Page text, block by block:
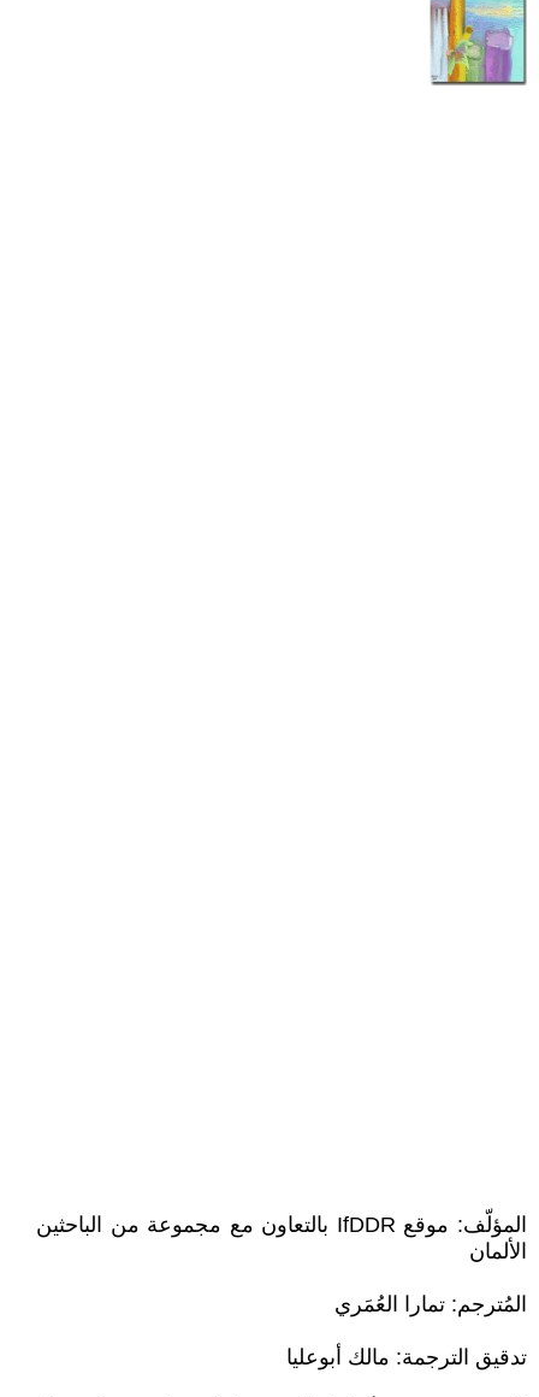
المؤلّف: موقع IfDDR بالتعاون مع مجموعة من الباحثين
الألمان
المُترجم: تمارا العُمَري
تدقيق الترجمة: مالك أبوعليا